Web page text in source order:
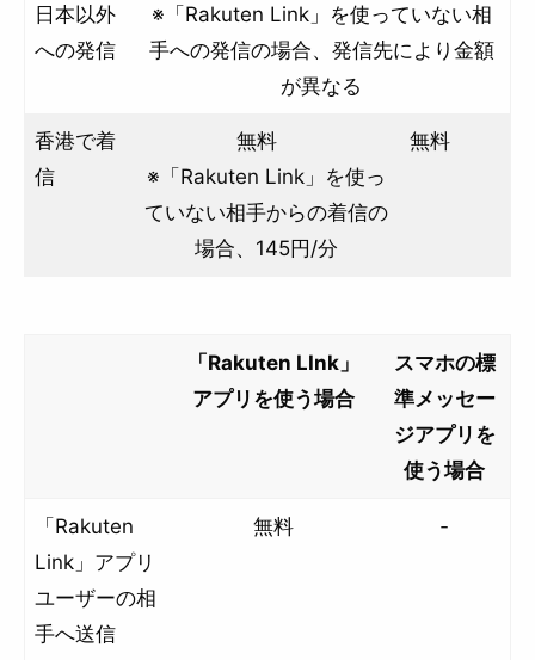
日本以外
への発信
※「Rakuten Link」を使っていない相
手への発信の場合、発信先により金額
が異なる
香港で着
信
無料
※「Rakuten Link」を使っ
ていない相手からの着信の
場合、145円/分
無料
「Rakuten LInk」
アプリを使う場合
スマホの標
準メッセー
ジアプリを
使う場合
「Rakuten
Link」アプリ
ユーザーの相
手へ送信
無料 ‐